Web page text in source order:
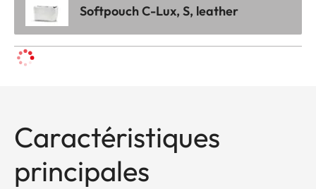
Softpouch C-Lux, S, leather
Caractéristiques
principales